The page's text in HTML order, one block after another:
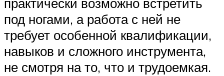
под ногами, а работа с ней не
требует особенной квалификации,
навыков и сложного инструмента,
не смотря на то, что и трудоемкая.